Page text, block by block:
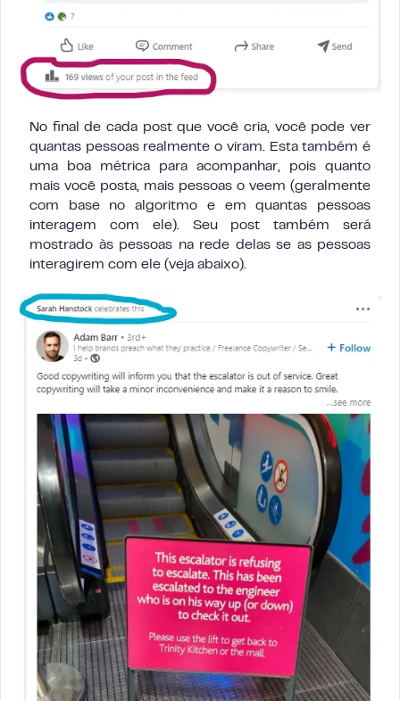
No final de cada post que você cria, você pode ver
quantas pessoas realmente o viram. Esta também é
uma boa métrica para acompanhar, pois quanto
mais você posta, mais pessoas o veem (geralmente
com base no algoritmo e em quantas pessoas
interagem com ele). Seu post também será
mostrado às pessoas na rede delas se as pessoas
interagirem com ele (veja abaixo).